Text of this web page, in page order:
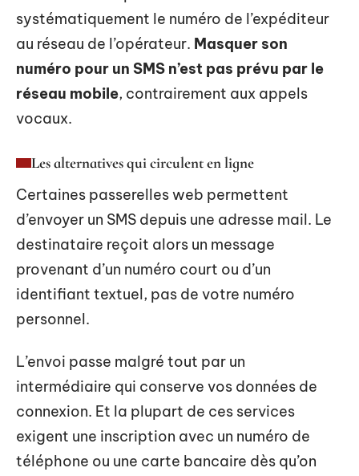
systématiquement le numéro de l’expéditeur
au réseau de l’opérateur. Masquer son
numéro pour un SMS n’est pas prévu par le
réseau mobile, contrairement aux appels
vocaux.
Les alternatives qui circulent en ligne
Certaines passerelles web permettent
d’envoyer un SMS depuis une adresse mail. Le
destinataire reçoit alors un message
provenant d’un numéro court ou d’un
identifiant textuel, pas de votre numéro
personnel.
L’envoi passe malgré tout par un
intermédiaire qui conserve vos données de
connexion. Et la plupart de ces services
exigent une inscription avec un numéro de
téléphone ou une carte bancaire dès qu’on